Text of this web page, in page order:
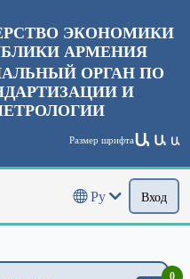
ЭКОНОМИКИ
АРМЕНИЯ
ОРГАН ПО
И
Размер шрифтаԱ Ա Ա
Ру Вход
0